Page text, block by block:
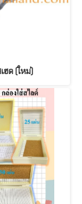
ฮด (ใหม่)